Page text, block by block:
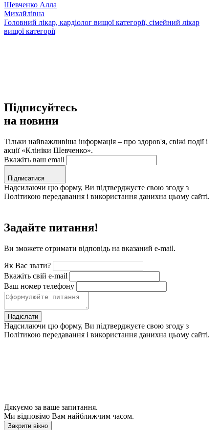
Шевченко Алла
Михайлівна
Головний лікар, кардіолог вищої категорії, сімейний лікар
вищої категорії
Підписуйтесь
на новини
Тільки найважливіша інформація – про здоров'я, свіжі події і
акції «Клініки Шевченко».
Вкажіть ваш email
Підписатися
Надсилаючи цю форму, Ви підтверджуєте свою згоду з
Політикою передавання і використання данихна цьому сайті.
Задайте питання!
Ви зможете отримати відповідь на вказаний e-mail.
Як Вас звати?
Вкажіть свій e-mail
Ваш номер телефону
Надіслати
Надсилаючи цю форму, Ви підтверджуєте свою згоду з
Політикою передавання і використання данихна цьому сайті.
Дякуємо за ваше запитання.
Ми відповімо Вам найближчим часом.
Закрити вікно